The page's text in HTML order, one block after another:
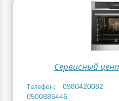
Сервисный
Телефон:
0980420082
0500885446